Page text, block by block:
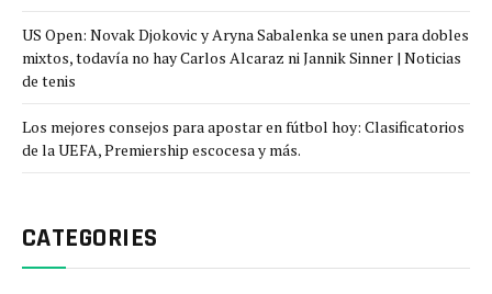
US Open: Novak Djokovic y Aryna Sabalenka se unen para dobles
mixtos, todavía no hay Carlos Alcaraz ni Jannik Sinner | Noticias
de tenis
Los mejores consejos para apostar en fútbol hoy: Clasificatorios
de la UEFA, Premiership escocesa y más.
CATEGORIES